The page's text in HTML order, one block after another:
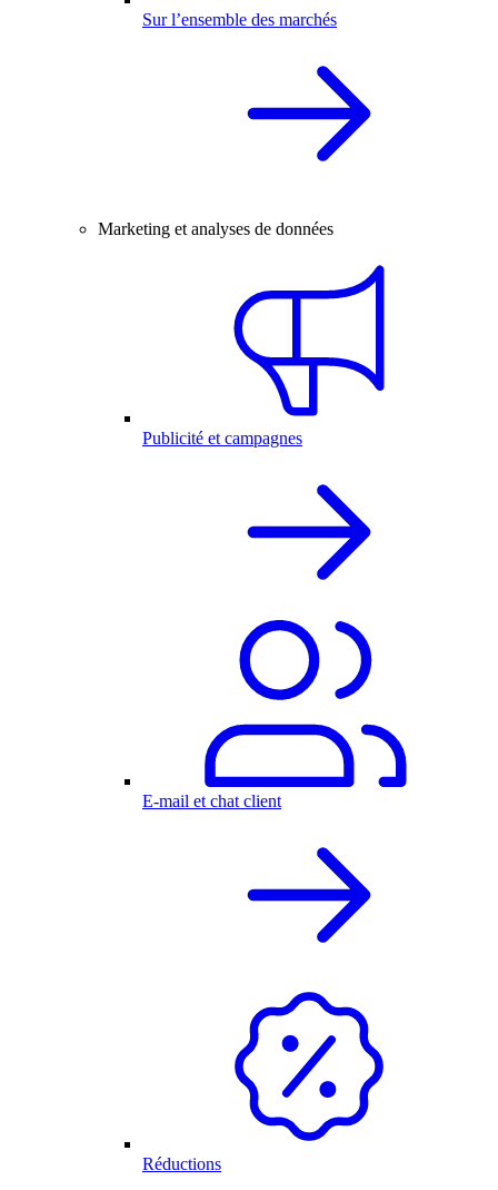
Sur l’ensemble des marchés
Marketing et analyses de données
Publicité et campagnes
E-mail et chat client
Réductions